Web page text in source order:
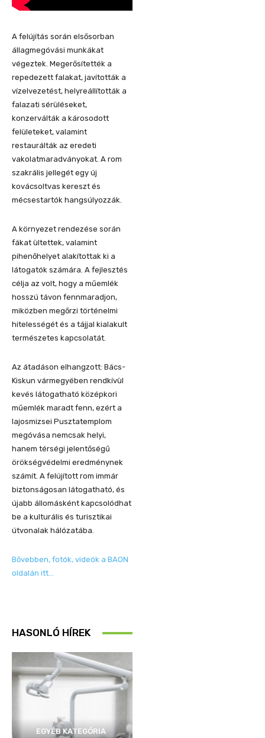
A felújítás során elsősorban
állagmegóvási munkákat
végeztek. Megerősítették a
repedezett falakat, javították a
vízelvezetést, helyreállították a
falazati sérüléseket,
konzerválták a károsodott
felületeket, valamint
restaurálták az eredeti
vakolatmaradványokat. A rom
szakrális jellegét egy új
kovácsoltvas kereszt és
mécsestartók hangsúlyozzák.
A környezet rendezése során
fákat ültettek, valamint
pihenőhelyet alakítottak ki a
látogatók számára. A fejlesztés
célja az volt, hogy a műemlék
hosszú távon fennmaradjon,
miközben megőrzi történelmi
hitelességét és a tájjal kialakult
természetes kapcsolatát.
Az átadáson elhangzott: Bács-
Kiskun vármegyében rendkívül
kevés látogatható középkori
műemlék maradt fenn, ezért a
lajosmizsei Pusztatemplom
megóvása nemcsak helyi,
hanem térségi jelentőségű
örökségvédelmi eredménynek
számít. A felújított rom immár
biztonságosan látogatható, és
újabb állomásként kapcsolódhat
be a kulturális és turisztikai
útvonalak hálózatába.
Bővebben, fotók, videók a BAON
oldalán itt…
HASONLÓ HÍREK
EGYÉB KATEGÓRIA